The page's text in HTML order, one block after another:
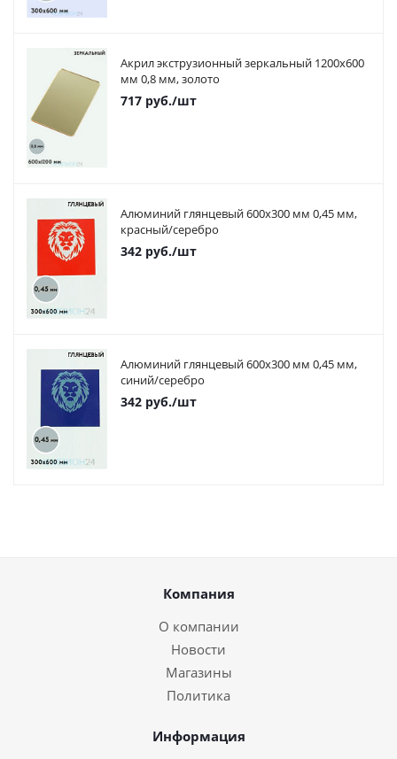
Акрил экструзионный зеркальный 1200х600
мм 0,8 мм, золото
717 руб./шт
Алюминий глянцевый 600х300 мм 0,45 мм,
красный/серебро
342 руб./шт
Алюминий глянцевый 600х300 мм 0,45 мм,
синий/серебро
342 руб./шт
Компания
О компании
Новости
Магазины
Политика
Информация